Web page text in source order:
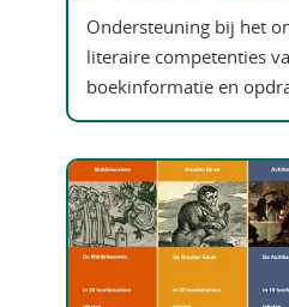
Ondersteuning bij het
literaire competenties
boekinformatie en